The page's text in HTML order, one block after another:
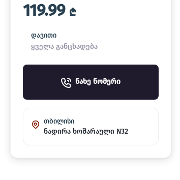
119.99 ₾
დავითი
ყველა განცხადება
ნახე ნომერი
თბილისი
ნადირა ხოშარაული N32